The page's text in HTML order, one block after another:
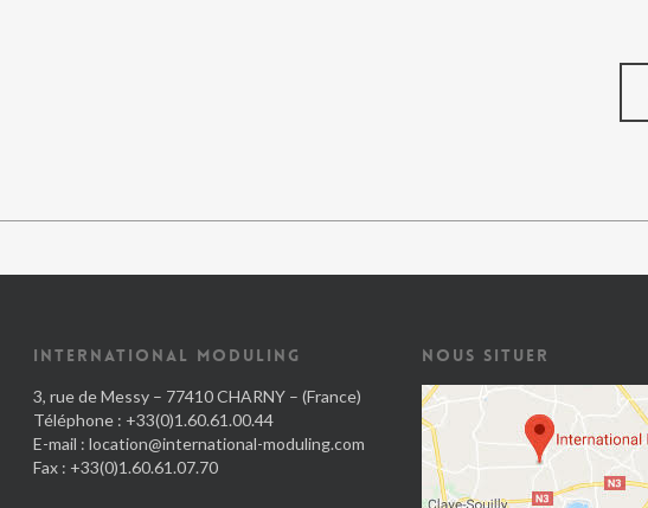
INTERNATIONAL MODULING
3, rue de Messy – 77410 CHARNY – (France)
Téléphone : +33(0)1.60.61.00.44
E-mail : location@international-moduling.com
Fax : +33(0)1.60.61.07.70
NOUS SITUER